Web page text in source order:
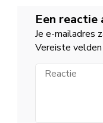
Een
Je e-mailadres
Vereiste
Reactie